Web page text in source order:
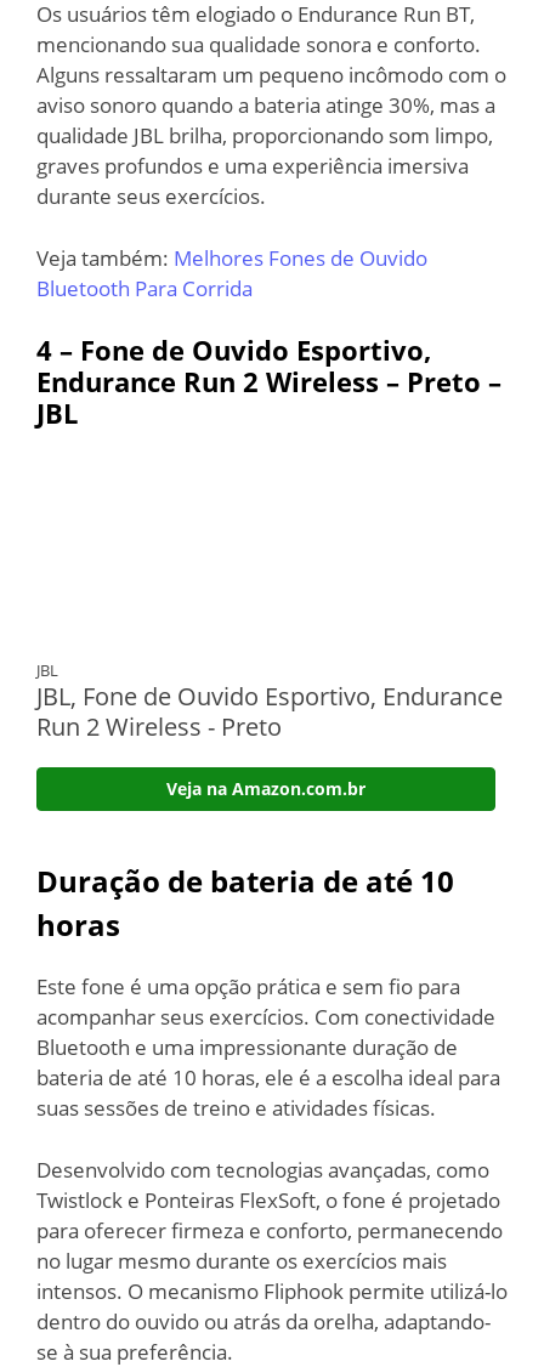
Os usuários têm elogiado o Endurance Run BT,
mencionando sua qualidade sonora e conforto.
Alguns ressaltaram um pequeno incômodo com o
aviso sonoro quando a bateria atinge 30%, mas a
qualidade JBL brilha, proporcionando som limpo,
graves profundos e uma experiência imersiva
durante seus exercícios.
Veja também: Melhores Fones de Ouvido
Bluetooth Para Corrida
4 – Fone de Ouvido Esportivo,
Endurance Run 2 Wireless – Preto –
JBL
JBL
JBL, Fone de Ouvido Esportivo, Endurance
Run 2 Wireless - Preto
Veja na Amazon.com.br
Duração de bateria de até 10
horas
Este fone é uma opção prática e sem fio para
acompanhar seus exercícios. Com conectividade
Bluetooth e uma impressionante duração de
bateria de até 10 horas, ele é a escolha ideal para
suas sessões de treino e atividades físicas.
Desenvolvido com tecnologias avançadas, como
Twistlock e Ponteiras FlexSoft, o fone é projetado
para oferecer firmeza e conforto, permanecendo
no lugar mesmo durante os exercícios mais
intensos. O mecanismo Fliphook permite utilizá-lo
dentro do ouvido ou atrás da orelha, adaptando-
se à sua preferência.